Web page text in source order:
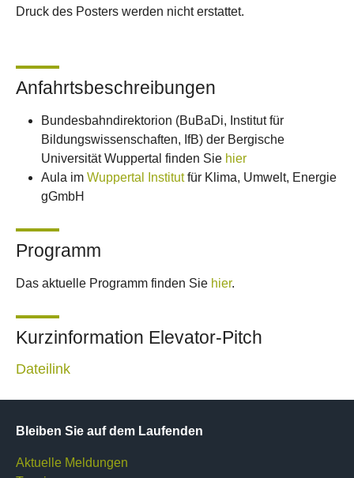
Druck des Posters werden nicht erstattet.
Anfahrtsbeschreibungen
Bundesbahndirektorion (BuBaDi, Institut für
Bildungswissenschaften, IfB) der Bergische
Universität Wuppertal finden Sie hier
Aula im Wuppertal Institutfür Klima, Umwelt, Energie
gGmbH
Programm
Das aktuelle Programm finden Sie hier.
Kurzinformation Elevator-Pitch
Dateilink
Bleiben Sie auf dem Laufenden
Aktuelle Meldungen